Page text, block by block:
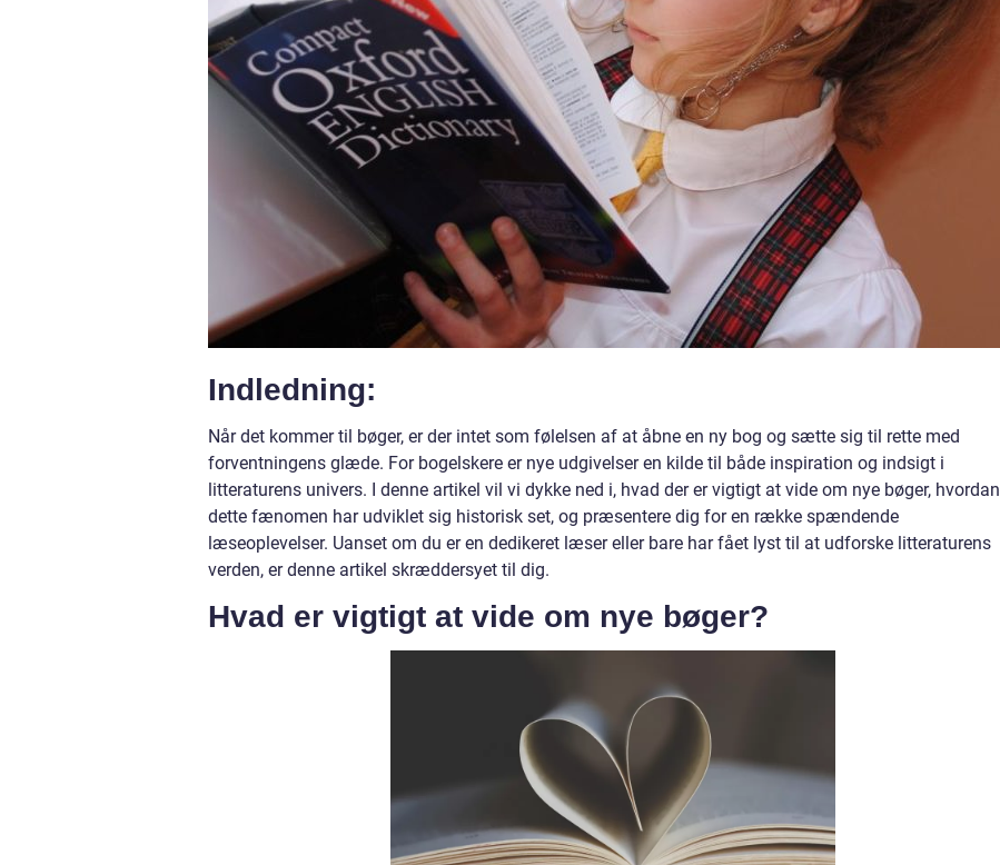
Indledning:
Når det kommer til bøger, er der intet som følelsen af at åbne en ny bog og sætte sig til rette med
forventningens glæde. For bogelskere er nye udgivelser en kilde til både inspiration og indsigt i
litteraturens univers. I denne artikel vil vi dykke ned i, hvad der er vigtigt at vide om nye bøger, hvordan
dette fænomen har udviklet sig historisk set, og præsentere dig for en række spændende
læseoplevelser. Uanset om du er en dedikeret læser eller bare har fået lyst til at udforske litteraturens
verden, er denne artikel skræddersyet til dig.
Hvad er vigtigt at vide om nye bøger?